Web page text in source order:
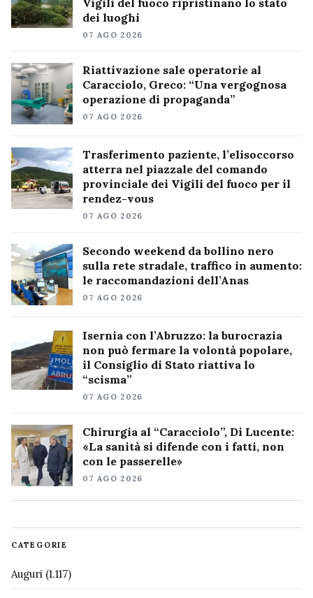
Vigili del fuoco ripristinano lo stato
dei luoghi
07 AGO 2026
Riattivazione sale operatorie al
Caracciolo, Greco: “Una vergognosa
operazione di propaganda”
07 AGO 2026
Trasferimento paziente, l’elisoccorso
atterra nel piazzale del comando
provinciale dei Vigili del fuoco per il
rendez-vous
07 AGO 2026
Secondo weekend da bollino nero
sulla rete stradale, traffico in aumento:
le raccomandazioni dell’Anas
07 AGO 2026
Isernia con l’Abruzzo: la burocrazia
non può fermare la volontà popolare,
il Consiglio di Stato riattiva lo
“scisma”
07 AGO 2026
Chirurgia al “Caracciolo”, Di Lucente:
«La sanità si difende con i fatti, non
con le passerelle»
07 AGO 2026
CATEGORIE
Auguri (1.117)